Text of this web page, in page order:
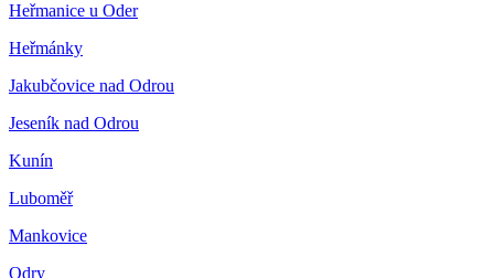
Heřmanice u Oder
Heřmánky
Jakubčovice nad Odrou
Jeseník nad Odrou
Kunín
Luboměř
Mankovice
Odry